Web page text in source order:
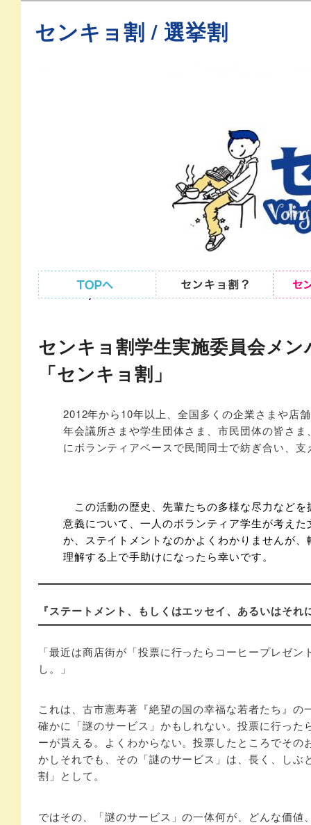
センキョ割 / 選挙割
投稿者「 」のアーカイブ
センキョ割学生実施委員会メ
「センキョ割」
2012年から10年以上、全国多くの企業さまや店
年会議所さまや学生団体さま、市民団体の皆さ
にボランティアベースで民間同士で紡ぎ合い、
この活動の歴史、先輩たちの多様な尽力など
意義について、一人のボランティア学生が考え
か、ステイトメントなのかよくわかりませんが
理解する上で手助けになったら幸いです。
『ステートメント、もしくはエッセイ、あるいはそれ
「最近は商店街が「投票に行ったらコーヒープレゼ
し。」
これは、古市憲寿著『絶望の国の幸福な若者たち』
確かに「謎のサービス」かもしれない。投票に行っ
ーが貰える。よくわからない。投票したところでそ
かしそれでも、その「謎のサービス」は、長く、し
割」として。
ではその、「謎のサービス」の一体何が、どんな価